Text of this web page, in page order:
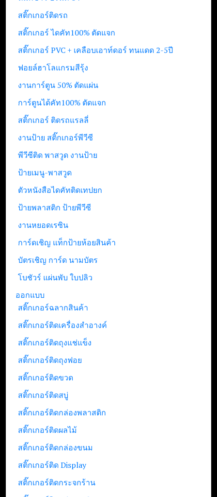
สติ๊กเกอร์ติดรถ
สติ๊กเกอร์ ไดคัท100% ตัดแจก
สติ๊กเกอร์ PVC + เคลือบเอาท์ดอร์ ทนแดด 2-5ปี
ฟอยล์ฮาโลแกรมสีรุ้ง
งานการ์ตูน 50% ตัดแผ่น
การ์ตูนได้คัท100% ตัดแจก
สติ๊กเกอร์ ติดรถแรลลี่
งานป้าย สติ๊กเกอร์พีวีซี
พีวีซีติด พาสวูด งานป้าย
ป้ายเมนู-พาสวูด
ตัวหนังสือไดคัทติดเทปยก
ป้ายพลาสติก ป้ายพีวีซี
งานหยอดเรซิน
การ์ดเชิญ แท็กป้ายห้อยสินค้า
บัตรเชิญ การ์ด นามบัตร
โบชัวร์ แผ่นพับ ใบปลิว
ออกแบบ
สติ๊กเกอร์ฉลากสินค้า
สติ๊กเกอร์ติดเครื่องสำอางค์
สติ๊กเกอร์ติดถุงแช่แข็ง
สติ๊กเกอร์ติดถุงฟอย
สติ๊กเกอร์ติดขวด
สติ๊กเกอร์ติดสบู่
สติ๊กเกอร์ติดกล่องพลาสติก
สติ๊กเกอร์ติดผลไม้
สติ๊กเกอร์ติดกล่องขนม
สติ๊กเกอร์ติด Display
สติ๊กเกอร์ติดกระจกร้าน